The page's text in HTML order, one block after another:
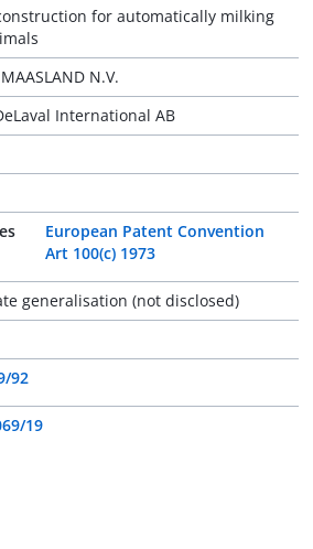
for automatically milking
MAASLAND N.V.
International AB
European Patent Convention
Art 100(c) 1973
generalisation (not disclosed)
92
19